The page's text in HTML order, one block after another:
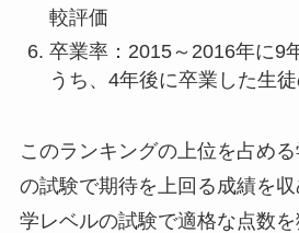
較評価
卒業率：2015～2016年に9
うち、4年後に卒業した生
このランキングの上位を占め
の試験で期待を上回る成績を
学レベルの試験で適格な点数